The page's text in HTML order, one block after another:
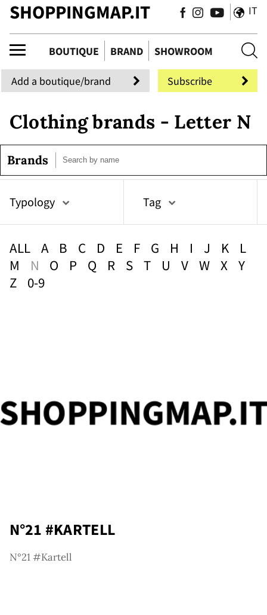
SHOPPINGMAP.IT IT
BOUTIQUE BRAND SHOWROOM
Add a boutique/brand Subscribe
Clothing brands - Letter N
Brands
Typology Tag
ALL A B C D E F G H I J K
L
M
N O P Q R S T U V W X
Y
Z
0-9
N°21 #KARTELL
N°21 #Kartell